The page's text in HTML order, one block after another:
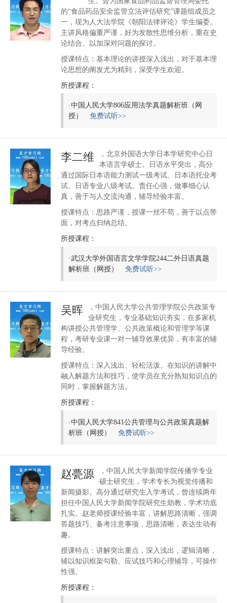
的“食品药品安全监管立法评估研究”课题组成员之
一，现为人大法学院《朝阳法律评论》学生编委。
主讲风格偏重严谨，好为发散性思维分析，重在史
论结合、以加深对问题的探讨。
授课特点：基本理论的讲授深入浅出，对于基本理
论思想的阐发尤为精到，深受学生欢迎。
所授课程：
·中国人民大学806应用法学真题解析班（网
授） 免费试听>>
李二维
，北京外国语大学日本学研究中心日
本语言学硕士。日语水平突出，高分
通过国际日本语能力测试一级考试、日本语托业考
试、日语专业八级考试。责任心强，做事细心认
真，善于与人交流沟通，辅导经验丰富。
授课特点：思路严谨，授课一丝不苟，善于以点带
面，对考点归纳总结。
所授课程：
·武汉大学外国语言文学学院244二外日语真题
解析班（网授） 免费试听>>
吴晖
，中国人民大学公共管理学院公共政策专
业研究生，专业基础知识夯实，在多家机
构讲授公共管理学、公共政策概论和管理学等课
程，考研专业课一对一辅导效果优异，有丰富的辅
导经验。
授课特点：深入浅出、轻松活泼。在知识的讲解中
融入解题方法和技巧，使学员在充分熟知知识点的
同时，掌握解题方法。
所授课程：
·中国人民大学841公共管理与公共政策真题解
析班（网授） 免费试听>>
赵甍源
，中国人民大学新闻学院传播学专业
硕士研究生，学术专长为视觉传播和
新闻摄影。高分通过研究生入学考试，曾连续两年
担任中国人民大学新闻学院研究生助教，学术功底
扎实。赵老师授课经验丰富，讲解思路清晰，强调
答题技巧、备考注意事项，思路清晰，表达生动有
趣。
授课特点：讲解突出重点，深入浅出，逻辑清晰，
辅以知识框架勾勒、应试技巧和心理辅导，可操作
性强。
所授课程：